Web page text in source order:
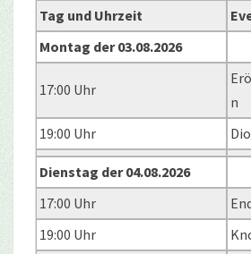
Tag und Uhrzeit
Montag der 03.08.2026
17:00 Uhr
n
19:00 Uhr
Dienstag der 04.08.2026
17:00 Uhr
19:00 Uhr